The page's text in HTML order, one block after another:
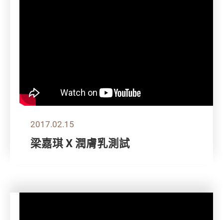
2017.02.15
梁嘉琪 X 潤膚乳測試